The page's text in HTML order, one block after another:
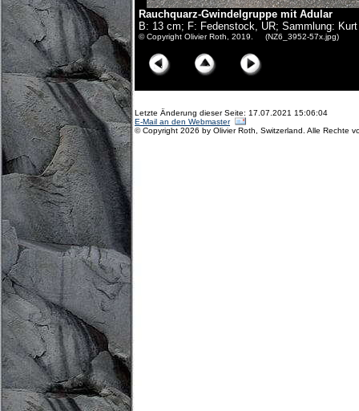
Rauchquarz-Gwindelgruppe mit Adular
B: 13 cm; F: Fedenstock, UR; Sammlung:
© Copyright Olivier Roth, 2019. (NZ6_3952-57x.jpg)
Letzte Änderung dieser Seite: 17.07.2021 15:06:04
E-Mail an den Webmaster
© Copyright 2026 by Olivier Roth, Switzerland. Alle Rechte